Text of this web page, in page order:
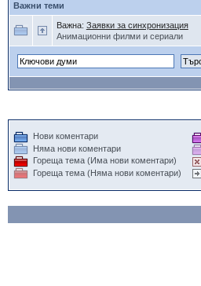
Важни теми
Важна: Заявки за синхронизация
Анимационни филми и сериали
Нови коментари
Няма нови коментари
Гореща тема (Има нови коментари)
Гореща тема (Няма нови коментари)